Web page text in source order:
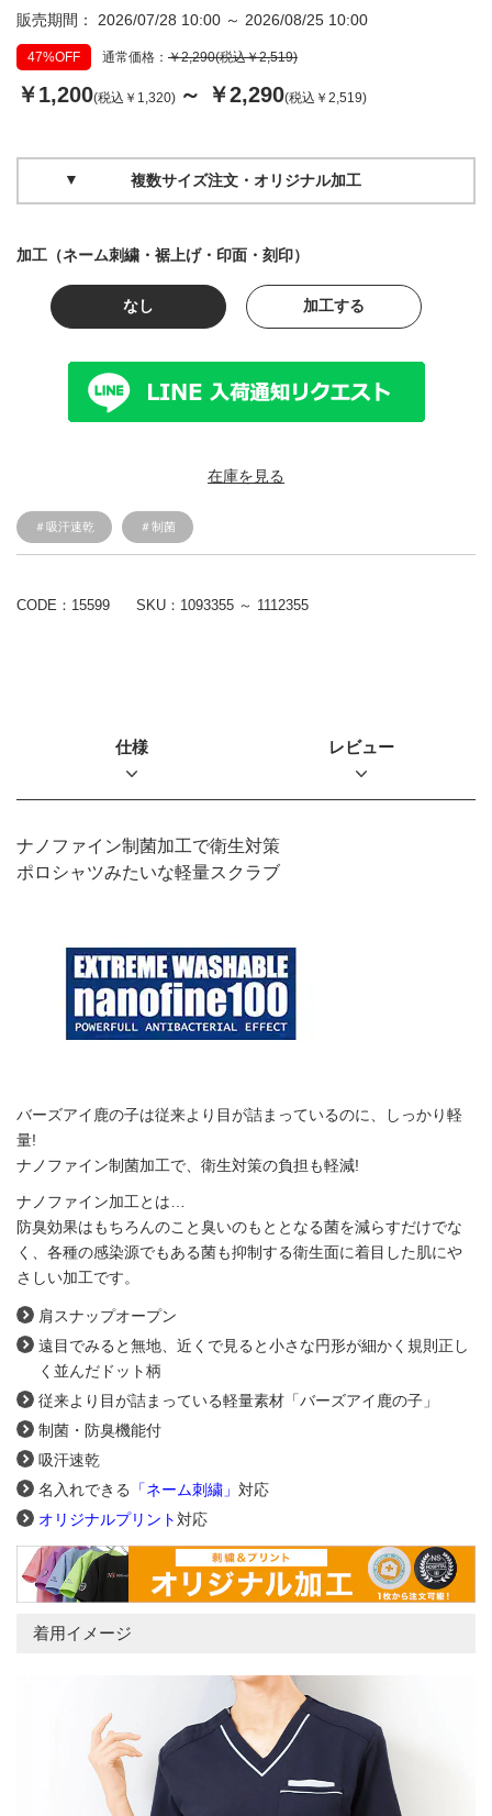
販売期間： 2026/07/28 10:00 ～ 2026/08/25 10:00
47%OFF 通常価格： ￥2,290(税込￥2,519)
￥1,200(税込￥1,320) ～ ￥2,290(税込￥2,519)
複数サイズ注文・オリジナル加工
加工（ネーム刺繍・裾上げ・印面・刻印）
なし 加工する
在庫を見る
＃吸汗速乾 ＃制菌
CODE：15599 SKU： 1093355 ～ 1112355
仕様 レビュー
ナノファイン制菌加工で衛生対策
ポロシャツみたいな軽量スクラブ
バーズアイ鹿の子は従来より目が詰まっているのに、しっかり軽
量!
ナノファイン制菌加工で、衛生対策の負担も軽減!
ナノファイン加工とは…
防臭効果はもちろんのこと臭いのもととなる菌を減らすだけでな
く、各種の感染源でもある菌も抑制する衛生面に着目した肌にや
さしい加工です。
肩スナップオープン
遠目でみると無地、近くで見ると小さな円形が細かく規則正し
く並んだドット柄
従来より目が詰まっている軽量素材「バーズアイ鹿の子」
制菌・防臭機能付
吸汗速乾
名入れできる
「ネーム刺繍」 対応
オリジナルプリント対応
着用イメージ